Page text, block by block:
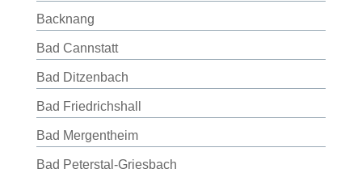
Backnang
Bad Cannstatt
Bad Ditzenbach
Bad Friedrichshall
Bad Mergentheim
Bad Peterstal-Griesbach